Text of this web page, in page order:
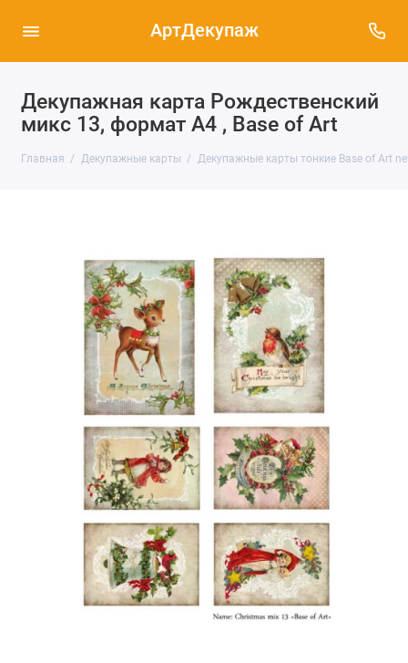
АртДекупаж
Декупажная карта Рождественский
микс 13, формат А4 , Base of Art
Главная Декупажные карты Декупажные карты тонкие Base of Art